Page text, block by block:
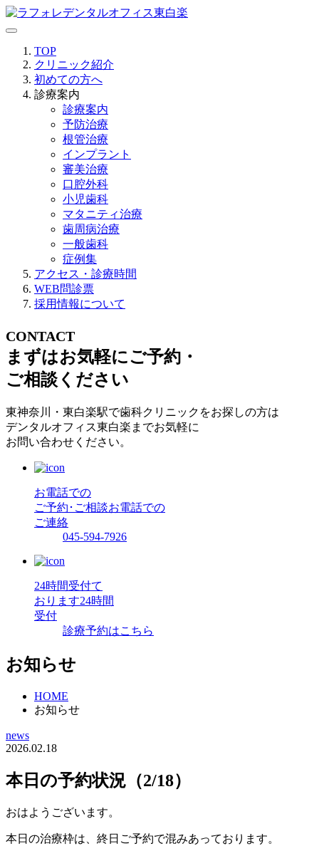
TOP
クリニック紹介
初めての方へ
診療案内
診療案内
予防治療
根管治療
インプラント
審美治療
口腔外科
小児歯科
マタニティ治療
歯周病治療
一般歯科
症例集
アクセス・診療時間
WEB問診票
採用情報について
CONTACT
まずはお気軽にご予約・
ご相談ください
東神奈川・東白楽駅で歯科クリニックをお探しの方は
デンタルオフィス東白楽までお気軽に
お問い合わせください。
お電話での
ご予約･ご相談お電話での
ご連絡
045-594-7926
24時間受付て
おります24時間
受付
診療予約はこちら
お知らせ
HOME
お知らせ
news
2026.02.18
本日の予約状況（2/18）
おはようございます。
本日の治療枠は、終日ご予約で混みあっております。